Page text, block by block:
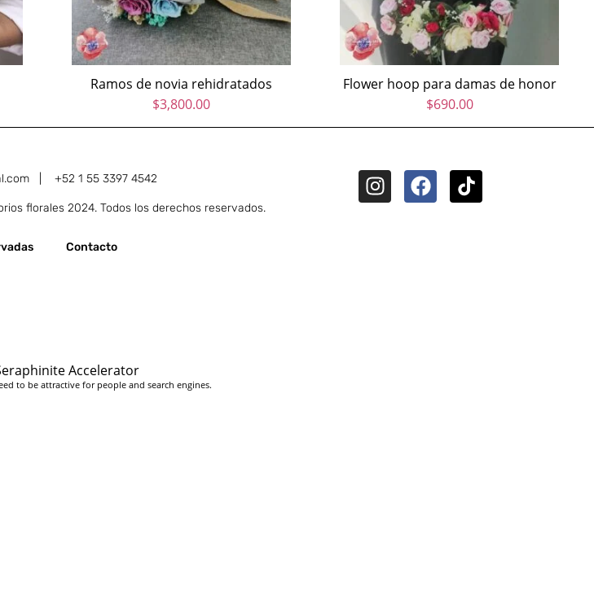
Ramos de novia rehidratados
$3,800.00
Flower hoop para damas de honor
$690.00
| +52 1 55 3397 4542
florales 2024. Todos los derechos reservados.
Contacto
Accelerator
to be attractive for people and search engines.